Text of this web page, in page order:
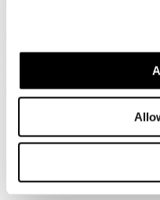
2013
Ventennale Federturismo
Il Programma del Ventennale
Ventennale.